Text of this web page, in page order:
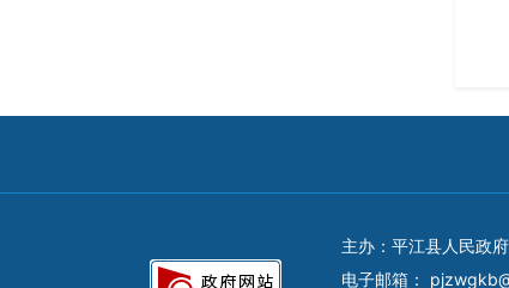
主办：平江县人民政
电子邮箱：